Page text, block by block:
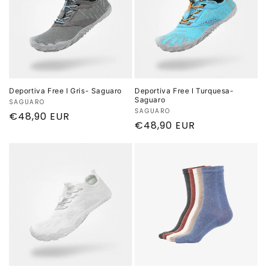
Deportiva Free I Gris- Saguaro
Proveedor:
SAGUARO
Precio
€48,90 EUR
Deportiva Free I Turquesa-
Saguaro
Proveedor:
SAGUARO
Precio
€48,90 EUR